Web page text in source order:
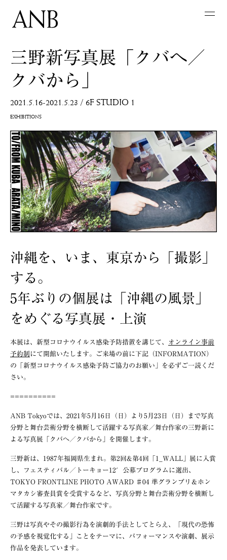
三野新写真展「クバへ／
クバから」
2021.5.16-2021.5.23 / 6F STUDIO 1
EXHIBITIONS
沖縄を、いま、東京から「撮影」
する。
5年ぶりの個展は「沖縄の風景」
をめぐる写真展・上演
本展は、新型コロナウイルス感染予防措置を講じて、
オンライン事前
予約制 にて開館いたします。ご来場の前に下記（INFORMATION）
の「 新型コロナウイルス感染予防ご協力のお願い 」を必ずご一読くだ
さい。
==========
ANB Tokyoでは、2021年5月16日（日）より5月23日（日）まで写真
分野と舞台芸術分野を横断して活躍する写真家／舞台作家の三野新に
よる写真展「クバへ／クバから」を開催します。
三野新は、1987年福岡県生まれ。第2回&第4回「1_WALL」展に入賞
し、フェスティバル／トーキョー12′公募プログラムに選出、
TOKYO FRONTLINE PHOTO AWARD ♯04 準グランプリ＆ホン
マタカシ審査員賞を受賞するなど、写真分野と舞台芸術分野を横断し
て活躍する写真家／舞台作家です。
三野は写真やその撮影行為を演劇的手法としてとらえ、「現代の恐怖
の予感を視覚化する」ことをテーマに、パフォーマンスや演劇、展示
作品を発表しています。